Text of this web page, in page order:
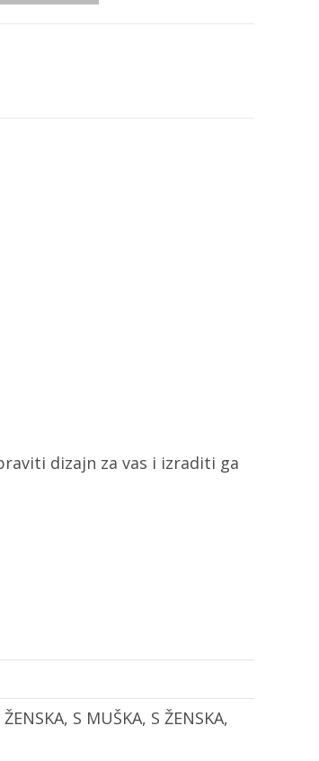
dizajn za vas i izraditi ga
S MUŠKA, S ŽENSKA,